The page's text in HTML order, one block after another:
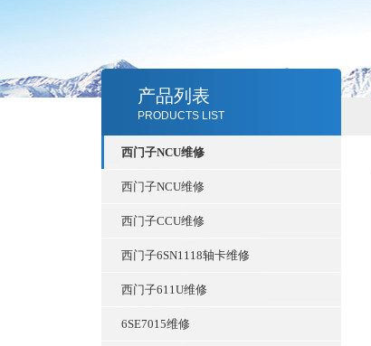
产品列表
PRODUCTS LIST
西门子NCU维修
西门子NCU维修
西门子CCU维修
西门子6SN1118轴卡维修
西门子611U维修
6SE7015维修